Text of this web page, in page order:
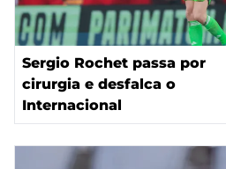
Sergio Rochet passa por
cirurgia e desfalca o
Internacional